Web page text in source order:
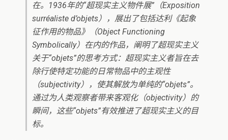
在。1936年的“超现实主义物件展”（Exposition
surréaliste d’objets），展出了包括达利《起象
征作用的物品》（Object Functioning
Symbolically）在内的作品，阐明了超现实主义
关于“objets”的思考方式：超现实主义者旨在去
除行使特定功能的日常物品中的主观性
（subjectivity），使其解放为单纯的“objets”。
通过为人类观察者带来客观化（objectivity）的
瞬间，这些“objets”有效推进了超现实主义的目
标。